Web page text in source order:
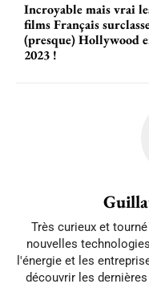
Incroyable mais vrai
films Français
(presque) Hollywood
2023 !
Très curieux et
nouvelles
l'énergie et les
découvrir les